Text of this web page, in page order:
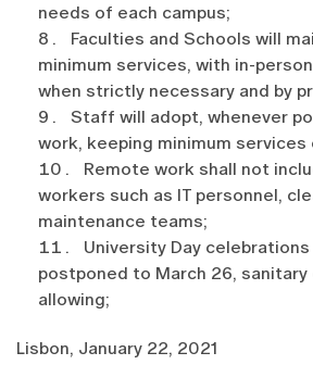
needs of each campus;
Faculties and Schools will
minimum services, with in-
when strictly necessary and by
Staff will adopt, whenever
work, keeping minimum services
Remote work shall not
workers such as IT personnel,
maintenance teams;
University Day
postponed to March 26,
allowing;
Lisbon, January 22, 2021